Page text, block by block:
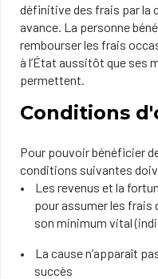
définitive des frais par la
avance. La personne
rembourser les frais
à l’État aussitôt que ses
permettent.
Conditions
Pour pouvoir bénéficier
conditions suivantes
Les revenus et la
pour assumer les
son minimum vital
La cause n’apparaît
succès